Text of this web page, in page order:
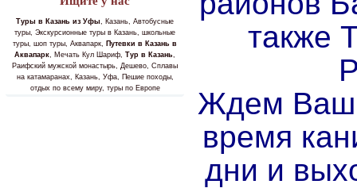
Туры в Казань из Уфы, Казань, Автобусные
туры, Экскурсионные туры в Казань, школьные
туры, шоп туры, Аквапарк, Путевки в Казань в
Аквапарк, Мечать Кул Шариф, Тур в Казань,
Раифский мужской монастырь, Дешево, Сплавы
на катамаранах, Казань, Уфа, Пешие походы,
отдых по всему миру, туры по Европе
также
Ждем
время
дни и